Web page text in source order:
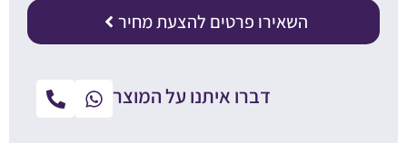
השאירו פרטים להצעת מחיר
דברו איתנו על המוצר